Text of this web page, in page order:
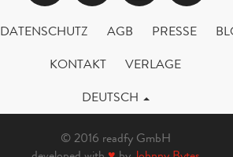
DATENSCHUTZ AGB PRESSE
KONTAKT
VERLAGE
DEUTSCH
© 2016 readfy GmbH